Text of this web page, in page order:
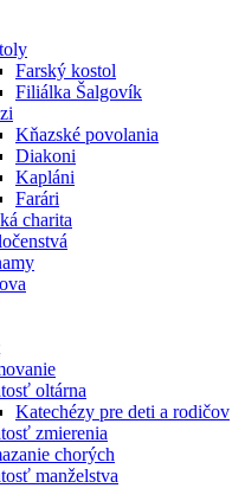
Farský kostol
Filiálka Šalgovík
Kňazské povolania
Diakoni
Kapláni
Farári
charita
oltárna
Katechézy pre deti a rodičov
zmierenia
chorých
manželstva